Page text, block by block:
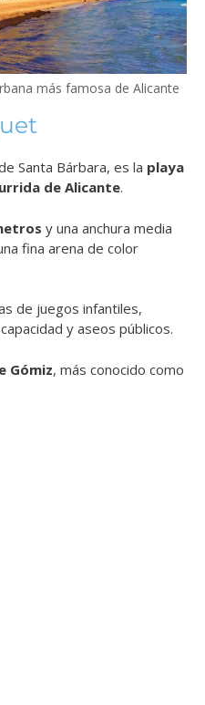
más famosa de Alicante
Santa Bárbara, es la playa
de Alicante.
y una anchura media
fina arena de color
de juegos infantiles,
y aseos públicos.
Gómiz, más conocido como